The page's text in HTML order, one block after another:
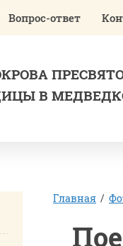
Вопрос-ответ
В
Главная /